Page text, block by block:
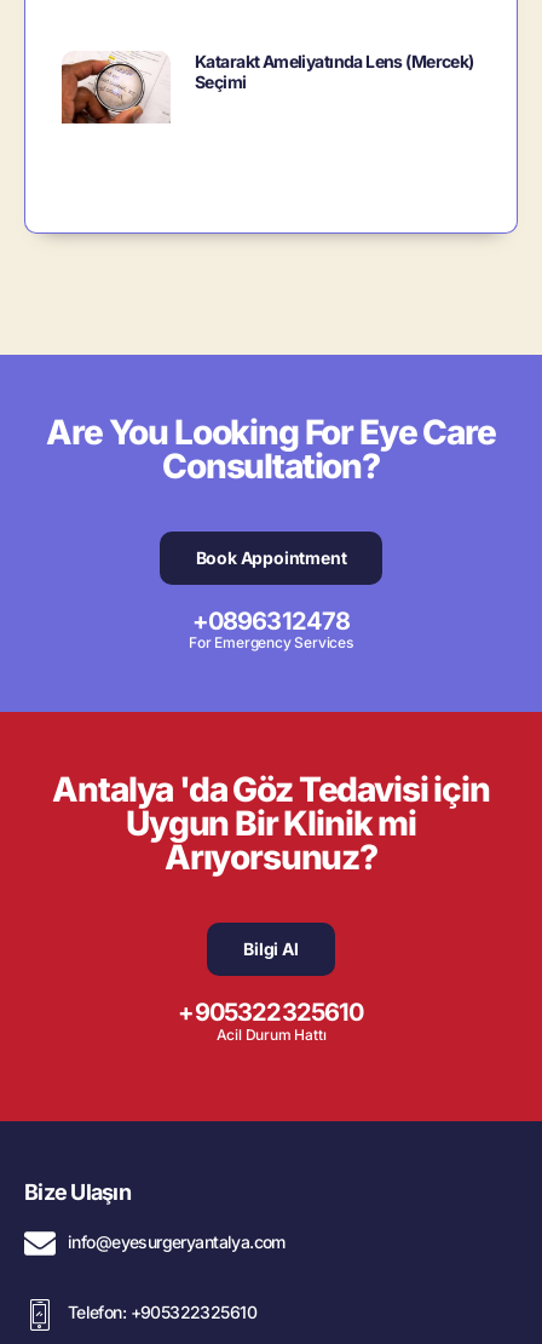
Katarakt Ameliyatında Lens (Mercek)
Seçimi
Are You Looking For Eye Care
Consultation?
Book Appointment
+0896312478
For Emergency Services
Antalya 'da Göz Tedavisi için
Uygun Bir Klinik mi
Arıyorsunuz?
Bilgi Al
+905322325610
Acil Durum Hattı
Bize Ulaşın
info@eyesurgeryantalya.com
Telefon: +905322325610